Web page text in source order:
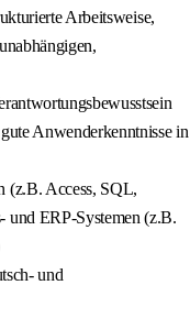
Arbeitsweise,
Anwenderkenntnisse in
(z.B. Access, SQL,
ERP-Systemen (z.B.
und